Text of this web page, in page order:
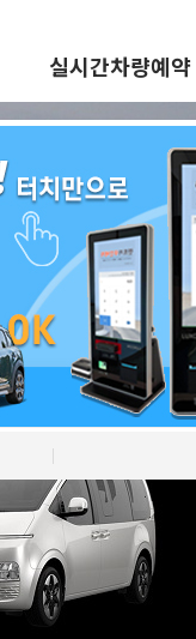
실시간차량예약
│